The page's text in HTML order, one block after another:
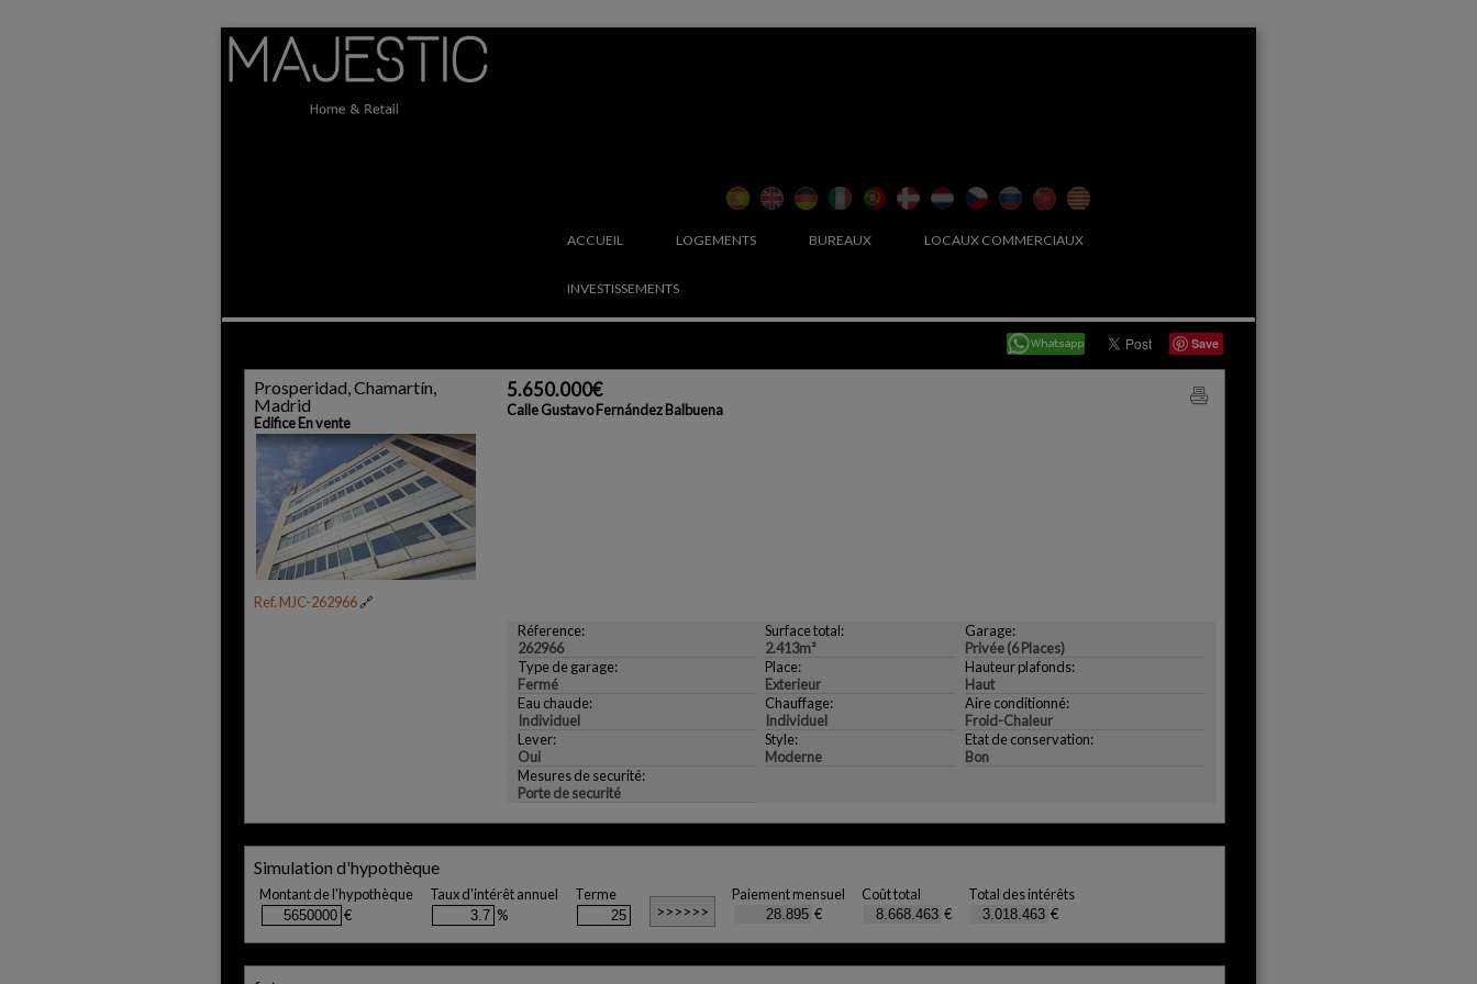
ACCUEIL LOGEMENTS BUREAUX LOCAUX COMMERCIAUX
INVESTISSEMENTS
Save
Prosperidad, Chamartín,
Madrid
Edifice En vente
Ref. MJC-262966🔗
5.650.000€
Calle Gustavo Fernández Balbuena
Réference:
262966
Surface total:
2.413m²
Garage:
Privée (6 Places)
Type de garage:
Fermé
Place:
Exterieur
Hauteur plafonds:
Haut
Eau chaude:
Individuel
Chauffage:
Individuel
Aire conditionné:
Froid-Chaleur
Lever:
Oui
Style:
Moderne
Etat de conservation:
Bon
Mesures de securité:
Porte de securité
Simulation d'hypothèque
Montant de l'hypothèque
€
Taux d'intérêt annuel
%
Terme
Paiement mensuel
€
Coût total
€
Total des intérêts
€